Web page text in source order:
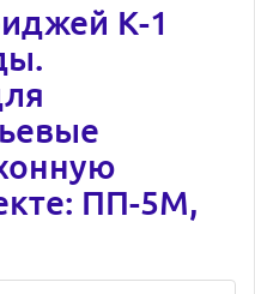
К-1
ПП-5М,